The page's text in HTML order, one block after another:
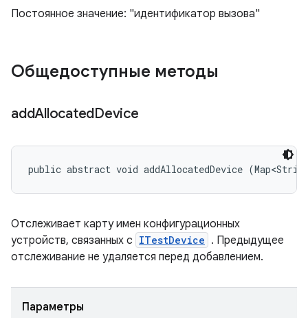
Постоянное значение: "идентификатор вызова"
Общедоступные методы
addAllocatedDevice
public abstract void addAllocatedDevice
Отслеживает карту имен конфигурационных
устройств, связанных с ITestDevice . Предыдущее
отслеживание не удаляется перед добавлением.
Параметры